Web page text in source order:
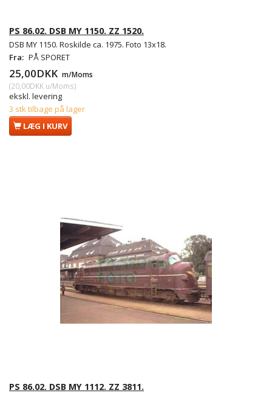
PS 86.02. DSB MY 1150. ZZ 1520.
DSB MY 1150. Roskilde ca. 1975. Foto 13x18.
Fra: PÅ SPORET
25,00DKK m/Moms
(20,00DKK u/Moms)
ekskl. levering
3 stk tilbage på lager
LÆG I KURV
PS 86.02. DSB MY 1112. ZZ 3811.